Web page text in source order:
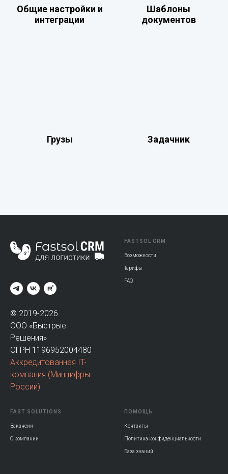
Общие настройки и
интеграции
Шаблоны
документов
Грузы Задачник
© 2019-2026
ООО «Быстрые
Решения»
ОГРН 1196952004480
Аккредитованная IT-
компания (Минцифры
России)
FASTSOL CRM
Возможности
Тарифы
FAQ
FAST SOLUTIONS
Вакансии
О компании
ПОМОЩЬ
Контакты
Политика конфиденциальности
База знаний